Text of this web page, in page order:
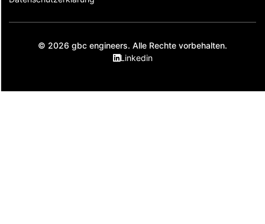
© 2026 gbc engineers. Alle Rechte vorbehalten.
Linkedin